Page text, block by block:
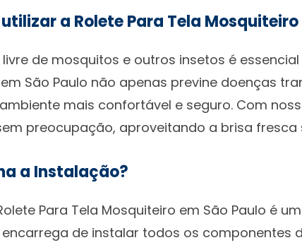
a Rolete Para Tela Mosquiteiro
de mosquitos e outros insetos é
São Paulo não apenas previne doenças
mais confortável e seguro. Com
preocupação, aproveitando a brisa
a Instalação?
Para Tela Mosquiteiro em São Paulo é
de instalar todos os componentes